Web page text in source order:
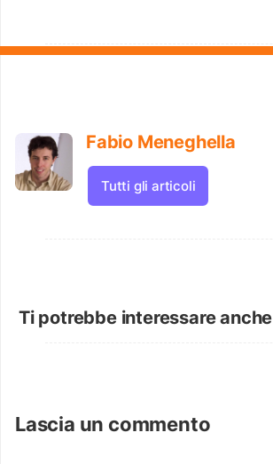
Fabio Meneghella
Tutti gli articoli
Ti potrebbe interessare anche
Lascia un commento